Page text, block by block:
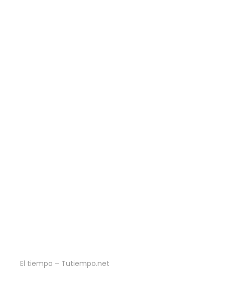
El tiempo – Tutiempo.net